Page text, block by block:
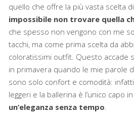
quello che offre la più vasta scelta
impossibile non trovare quella
che spesso non vengono con me
tacchi, ma come prima scelta da
coloratissimi outfit. Questo accade
in primavera quando le mie parole
sono solo confort e comodità:
leggeri e la ballerina è l’unico capo
un’eleganza senza tempo.